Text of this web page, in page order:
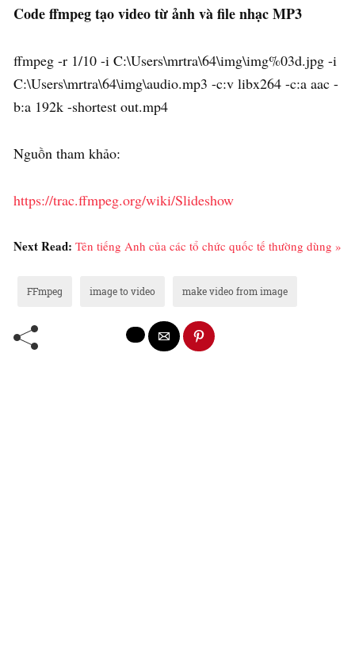
Code ffmpeg tạo video từ ảnh và file nhạc MP3
ffmpeg -r 1/10 -i C:\Users\mrtra\64\img\img%03d.jpg -i
C:\Users\mrtra\64\img\audio.mp3 -c:v libx264 -c:a aac -
b:a 192k -shortest out.mp4
Nguồn tham khảo:
https://trac.ffmpeg.org/wiki/Slideshow
Next Read: Tên tiếng Anh của các tổ chức quốc tế thường dùng »
FFmpeg image to video make video from image